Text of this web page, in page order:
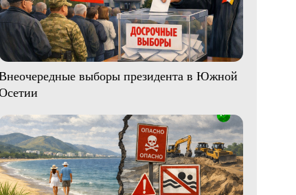
выборы президента в Южной